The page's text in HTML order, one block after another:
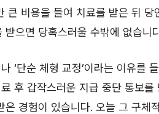
큰 비용을 들여 치료를 받은 뒤 당
으면 당혹스러울 수밖에 없습니
‘단순 체형 교정’이라는 이유를
후 갑작스러운 지급 중단 통보를
경험이 있습니다. 오늘 그 구체